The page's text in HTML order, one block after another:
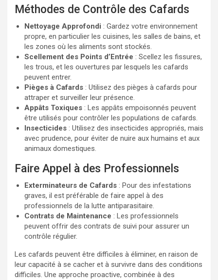
Méthodes de Contrôle des Cafards
Nettoyage Approfondi : Gardez votre environnement
propre, en particulier les cuisines, les salles de bains, et
les zones où les aliments sont stockés.
Scellement des Points d’Entrée : Scellez les fissures,
les trous, et les ouvertures par lesquels les cafards
peuvent entrer.
Pièges à Cafards : Utilisez des pièges à cafards pour
attraper et surveiller leur présence.
Appâts Toxiques : Les appâts empoisonnés peuvent
être utilisés pour contrôler les populations de cafards.
Insecticides : Utilisez des insecticides appropriés, mais
avec prudence, pour éviter de nuire aux humains et aux
animaux domestiques.
Faire Appel à des Professionnels
Exterminateurs de Cafards : Pour des infestations
graves, il est préférable de faire appel à des
professionnels de la lutte antiparasitaire.
Contrats de Maintenance : Les professionnels
peuvent offrir des contrats de suivi pour assurer un
contrôle régulier.
Les cafards peuvent être difficiles à éliminer, en raison de
leur capacité à se cacher et à survivre dans des conditions
difficiles. Une approche proactive, combinée à des